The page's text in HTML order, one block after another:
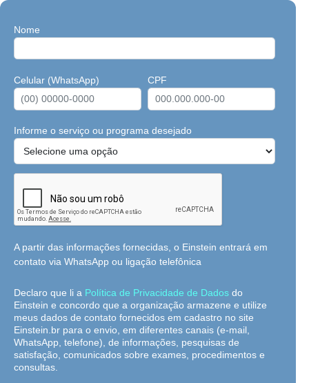
Nome
Celular (WhatsApp) CPF
Informe o serviço ou programa desejado
A partir das informações fornecidas, o Einstein entrará em
contato via WhatsApp ou ligação telefônica
Declaro que li a Política de Privacidade de Dadosdo
Einstein e concordo que a organização armazene e utilize
meus dados de contato fornecidos em cadastro no site
Einstein.br para o envio, em diferentes canais (e-mail,
WhatsApp, telefone), de informações, pesquisas de
satisfação, comunicados sobre exames, procedimentos e
consultas.